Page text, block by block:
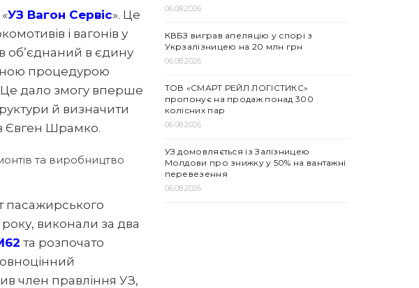
УЗ Вагон Сервіс». Це
і вагонів у
об’єднаний в єдину
процедурою
Це дало змогу вперше
й визначити
Євген Шрамко.
та виробництво
пасажирського
виконали за два
та розпочато
член правління УЗ,
06.08.2026
КВБЗ виграв апеляцію у спорі з
Укрзалізницею на 20 млн грн
06.08.2026
ТОВ «СМАРТ РЕЙЛ ЛОГІСТИКС»
пропонує на продаж понад 300
колісних пар
06.08.2026
УЗ домовляється із Залізницею
Молдови про знижку у 50% на вантажні
перевезення
06.08.2026